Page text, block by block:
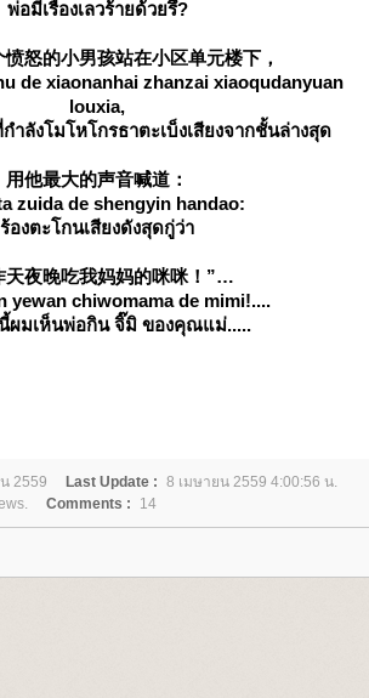
พ่อมีเรื่องเลวร้ายด้วยรึ?
怒的小男孩站在小区单元楼下，
de xiaonanhai zhanzai xiaoqudanyuan
louxia,
ลังโมโหโกรธาตะเบ็งเสียงจากชั้นล่างสุด
用他最大的声音喊道：
zuida de shengyin handao:
ร้องตะโกนเสียงดังสุดกู่ว่า
天夜晚吃我妈妈的咪咪！”
yewan chiwomama de mimi!....
ผมเห็นพ่อกิน จิ๊มิ ของคุณแม่.....
2559 Last Update : 8 เมษายน 2559 4:00:56 น.
Comments : 14